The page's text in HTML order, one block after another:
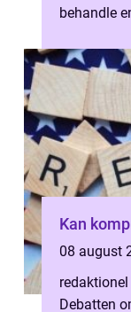
behandle
Kan
08 august
redaktionel
Debatten